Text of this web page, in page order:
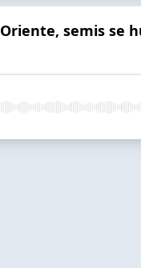
semis se